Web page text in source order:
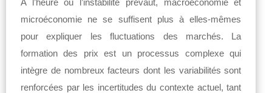
microéconomie ne se suffisent plus à elles-mêmes
pour expliquer les fluctuations des marchés. La
formation des prix est un processus complexe qui
intègre de nombreux facteurs dont les variabilités sont
renforcées par les incertitudes du contexte actuel, tant